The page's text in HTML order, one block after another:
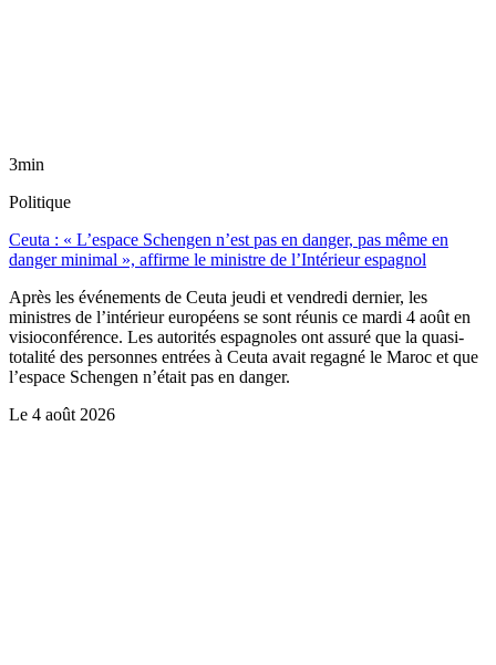
3min
Politique
Ceuta : « L’espace Schengen n’est pas en danger, pas même en
danger minimal », affirme le ministre de l’Intérieur espagnol
Après les événements de Ceuta jeudi et vendredi dernier, les
ministres de l’intérieur européens se sont réunis ce mardi 4 août en
visioconférence. Les autorités espagnoles ont assuré que la quasi-
totalité des personnes entrées à Ceuta avait regagné le Maroc et que
l’espace Schengen n’était pas en danger.
Le 4 août 2026